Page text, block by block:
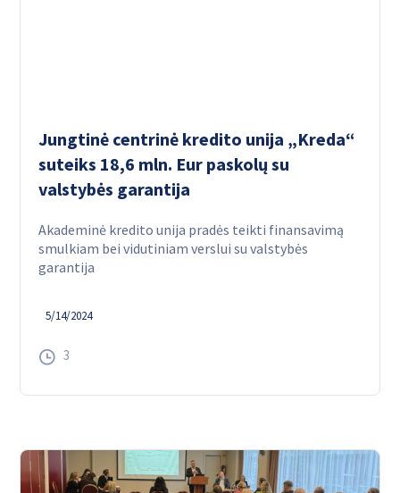
Jungtinė centrinė kredito unija „Kreda“
suteiks 18,6 mln. Eur paskolų su
valstybės garantija
Akademinė kredito unija pradės teikti finansavimą
smulkiam bei vidutiniam verslui su valstybės
garantija
5/14/2024
3